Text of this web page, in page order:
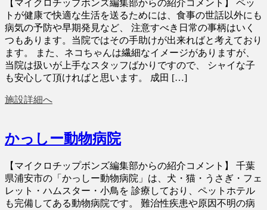
【マイクロチップボンズ編集部からの紹介コメント】 ペッ
トが健康で快適な生活を送るためには、食事の世話以外にも
病気の予防や早期発見など、 注意すべき日常の事柄はいく
つもあります。当院ではその手助けが出来ればと考えており
ます。 また、ネコちゃんは繊細なイメージがありますが、
当院は扱いが上手なスタッフばかりですので、 シャイな子
も安心して頂ければと思います。 成田 […]
施設詳細へ
かっしー動物病院
【マイクロチップボンズ編集部からの紹介コメント】 千葉
県浦安市の「かっしー動物病院」は、犬・猫・うさぎ・フェ
レット・ハムスター・小鳥を 診療しており、ペットホテル
も完備してある動物病院です。 難治性疾患や原因不明の病